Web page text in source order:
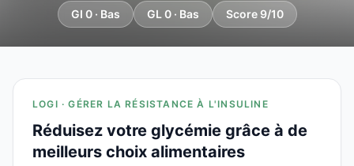
GI 0 · Bas GL 0 · Bas Score 9/10
LOGI · GÉRER LA RÉSISTANCE À L'INSULINE
Réduisez votre glycémie grâce à de
meilleurs choix alimentaires